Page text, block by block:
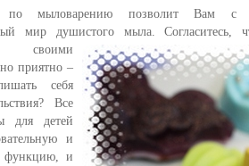
по мыловарению позволит Вам с
мир душистого мыла.
Согласитесь,
своими
приятно –
себя
Все
для детей
и
функцию, и